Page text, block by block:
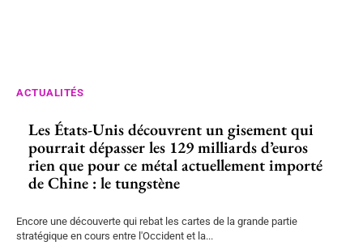
ACTUALITÉS
Les États-Unis découvrent un gisement qui
pourrait dépasser les 129 milliards d’euros
rien que pour ce métal actuellement importé
de Chine : le tungstène
Encore une découverte qui rebat les cartes de la grande partie
stratégique en cours entre l'Occident et la...